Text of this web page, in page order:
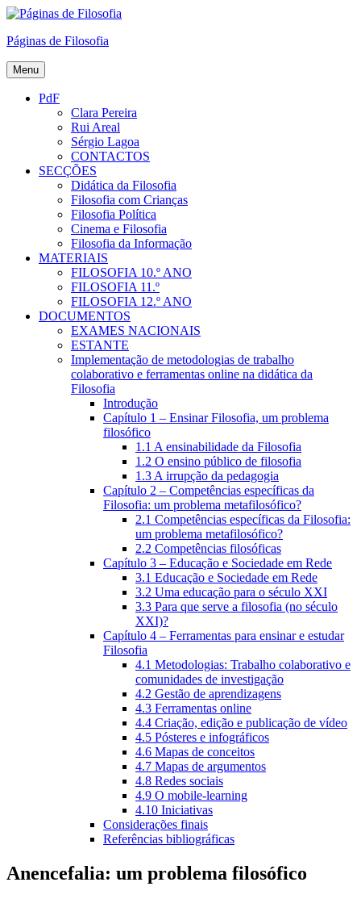
Skip
content
Páginas de Filosofia
Menu
PdF
Clara Pereira
Rui Areal
Sérgio Lagoa
CONTACTOS
SECÇÕES
Didática da Filosofia
Filosofia com Crianças
Filosofia Política
Cinema e Filosofia
Filosofia da Informação
MATERIAIS
FILOSOFIA 10.º ANO
FILOSOFIA 11.º
FILOSOFIA 12.º ANO
DOCUMENTOS
EXAMES NACIONAIS
ESTANTE
Implementação de metodologias de trabalho
colaborativo e ferramentas online na didática da
Filosofia
Introdução
Capítulo 1 – Ensinar Filosofia, um problema
filosófico
1.1 A ensinabilidade da Filosofia
1.2 O ensino público de filosofia
1.3 A irrupção da pedagogia
Capítulo 2 – Competências específicas da
Filosofia: um problema metafilosófico?
2.1 Competências específicas da Filosofia:
um problema metafilosófico?
2.2 Competências filosóficas
Capítulo 3 – Educação e Sociedade em Rede
3.1 Educação e Sociedade em Rede
3.2 Uma educação para o século XXI
3.3 Para que serve a filosofia (no século
XXI)?
Capítulo 4 – Ferramentas para ensinar e estudar
Filosofia
4.1 Metodologias: Trabalho colaborativo e
comunidades de investigação
4.2 Gestão de aprendizagens
4.3 Ferramentas online
4.4 Criação, edição e publicação de vídeo
4.5 Pósteres e infográficos
4.6 Mapas de conceitos
4.7 Mapas de argumentos
4.8 Redes sociais
4.9 O mobile-learning
4.10 Iniciativas
Considerações finais
Referências bibliográficas
Anencefalia: um problema filosófico